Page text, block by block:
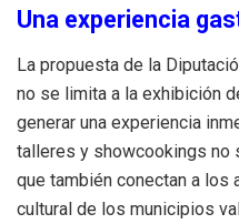
Una experiencia
La propuesta de la
no se limita a la exhibición
generar una experiencia
talleres y showcookings no
que también conectan a
cultural de los municipios